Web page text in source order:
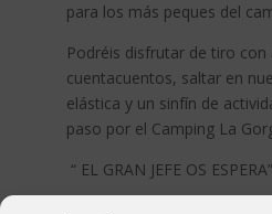
para los más peques del
Podréis disfrutar de tiro con
cuentacuentos, saltar en
elástica y un sinfín de
paso por el Camping La
“ EL GRAN JEFE OS ESPERA”